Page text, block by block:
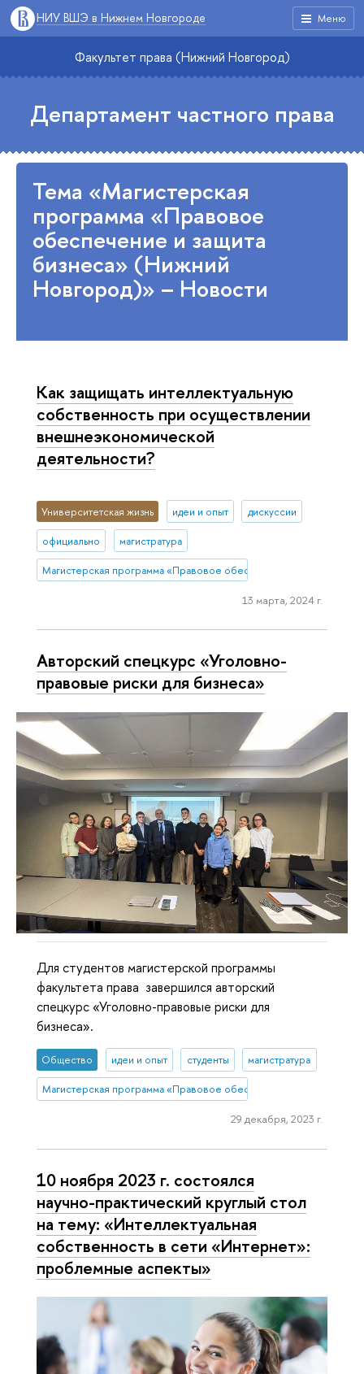
Меню
НИУ ВШЭ в Нижнем Новгороде
Факультет права (Нижний Новгород)
Департамент частного права
Тема «Магистерская
программа «Правовое
обеспечение и защита
бизнеса» (Нижний
Новгород)» – Новости
Как защищать интеллектуальную
собственность при осуществлении
внешнеэкономической
деятельности?
Университетская жизнь идеи и опыт дискуссии
официально магистратура
Магистерская программа «Правовое обеспечение и защита
13 марта, 2024 г.
Авторский спецкурс «Уголовно-
правовые риски для бизнеса»
Для студентов магистерской программы
факультета права завершился авторский
спецкурс «Уголовно-правовые риски для
бизнеса».
Общество идеи и опыт студенты магистратура
Магистерская программа «Правовое обеспечение и защита
29 декабря, 2023 г.
10 ноября 2023 г. состоялся
научно-практический круглый стол
на тему: «Интеллектуальная
собственность в сети «Интернет»:
проблемные аспекты»